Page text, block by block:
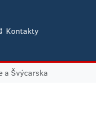
Kontakty
a Švýcarska